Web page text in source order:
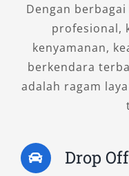
merupakan opsi
Avanza Jayapura
kerja.
3. All New
varian ini
sempurna antara
Dengan
profesional,
kenyamanan,
berkendara
adalah ragam
Drop Off